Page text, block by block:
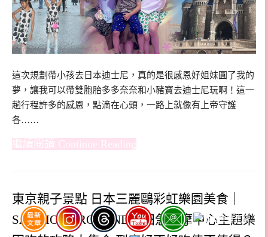
這次規劃帶小孩去日本迪士尼，真的是很感恩好姐妹圓了我的
夢，讓我可以帶雙胞胎多多奈奈和小豬寶去迪士尼玩啊！這一
趟行程許多的感恩，點滴在心頭，一路上就像有上帝守護
各……
Continue Reading
東京親子景點 日本三麗鷗彩虹樂園美食｜
SANRIO PUROLAND小田急多摩中心主題樂